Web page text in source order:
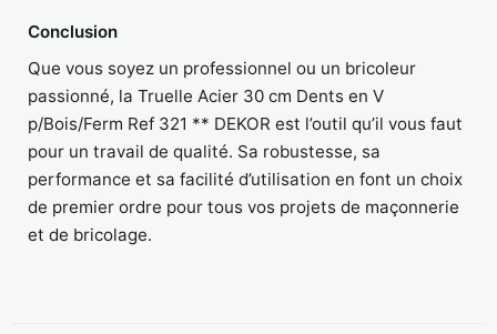
Conclusion
Que vous soyez un professionnel ou un bricoleur
passionné, la Truelle Acier 30 cm Dents en V
p/Bois/Ferm Ref 321 ** DEKOR est l’outil qu’il vous faut
pour un travail de qualité. Sa robustesse, sa
performance et sa facilité d’utilisation en font un choix
de premier ordre pour tous vos projets de maçonnerie
et de bricolage.